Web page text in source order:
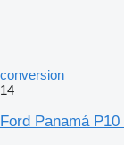
conversion
14
Ford Panamá P10